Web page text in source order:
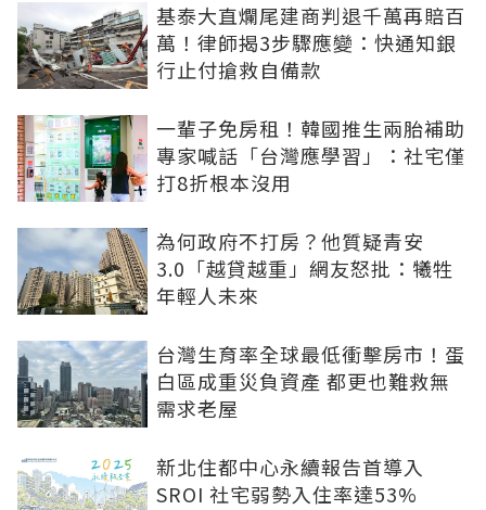
基泰大直爛尾建商判退千萬再賠百
萬！律師揭3步驟應變：快通知銀
行止付搶救自備款
一輩子免房租！韓國推生兩胎補助
專家喊話「台灣應學習」：社宅僅
打8折根本沒用
為何政府不打房？他質疑青安
3.0「越貸越重」網友怒批：犧牲
年輕人未來
台灣生育率全球最低衝擊房市！蛋
白區成重災負資產 都更也難救無
需求老屋
新北住都中心永續報告首導入
SROI 社宅弱勢入住率達53%